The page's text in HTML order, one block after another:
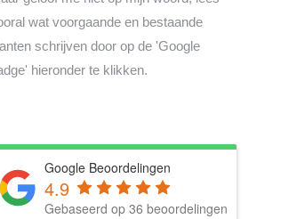
wat voorgaande en bestaande
schrijven door op de 'Google
hieronder te klikken.
Google Beoordelingen
4.9
Gebaseerd op 36 beoordelingen